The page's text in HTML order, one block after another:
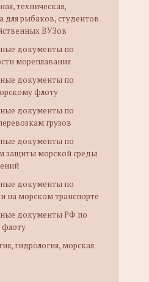
техническая,
для рыбаков, студентов
ВУЗов
документы по
мореплавания
документы по
флоту
документы по
грузов
документы по
защиты морской среды
документы по
на морском транспорте
документы РФ по
гидрология, морская